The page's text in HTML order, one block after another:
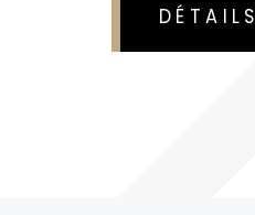
DÉTAILS